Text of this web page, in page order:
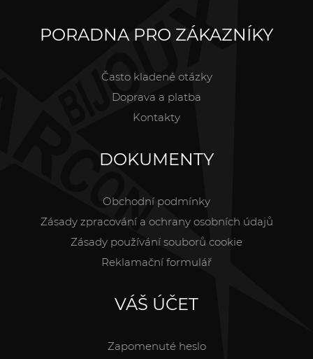
PORADNA PRO ZÁKAZNÍKY
Často kladené otázky
Doprava a platba
Kontakty
DOKUMENTY
Obchodní podmínky
Zásady zpracování a ochrany osobních údajů
Zásady používání souborů cookie
Reklamační formulář
VÁŠ ÚČET
Zapomenuté heslo